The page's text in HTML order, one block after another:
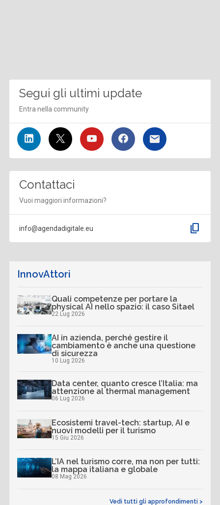
Segui gli ultimi update
Entra nella community
Contattaci
Vuoi maggiori informazioni?
info@agendadigitale.eu content_copy
InnovAttori
Quali competenze per portare la
physical AI nello spazio: il caso Sitael
22 Lug 2026
AI in azienda, perché gestire il
cambiamento è anche una questione
di sicurezza
10 Lug 2026
Data center, quanto cresce l’Italia: ma
attenzione al thermal management
06 Lug 2026
Ecosistemi travel-tech: startup, AI e
nuovi modelli per il turismo
15 Giu 2026
L’IA nel turismo corre, ma non per tutti:
la mappa italiana e globale
08 Mag 2026
Vedi tutti gli approfondimenti >